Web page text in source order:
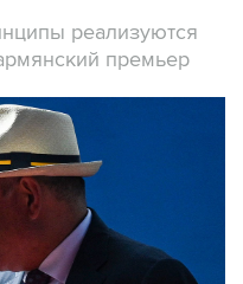
реализуются
премьер